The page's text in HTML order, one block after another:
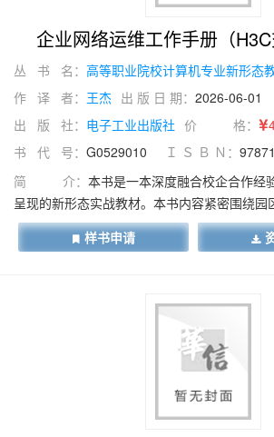
企业网络运维工作手册（H3C
丛 书 名： 高等职业院校计算机专业新形态
作 译 者： 王杰 出 版 日 期： 2026-06-01
出 版 社： 电子工业出版社 价 格：
书 代 号： G0529010 Ｉ Ｓ Ｂ Ｎ：
简 介： 本书是一本深度融合校企合作经
呈现的新形态实战教材。本书内容紧密围绕园
核心技术，涵盖了从 VLAN、 STP、 RSTP、
VRRP、 IRF 堆叠、 M-LAG 及 BFD 等关键交
目实施→项目小结→课后练习”的逻辑展开，
教学周期内实现“学中做、做中学”，有效地培
排障的实战能力。本书内容精准对接 H3CSE-
部分，既是高职院校网络技术相关专业的理想
工程师备考认证、提升岗位技能的实用参考指
样书申请